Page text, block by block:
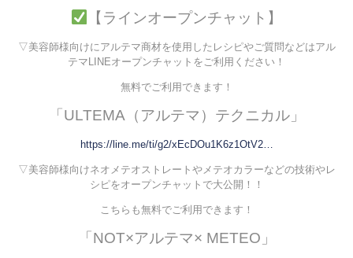
【ラインオープンチャット】
▽美容師様向けにアルテマ商材を使用したレシピやご質問などはアル
テマLINEオープンチャットをご利用ください！
無料でご利用できます！
「ULTEMA（アルテマ）テクニカル」
https://line.me/ti/g2/xEcDOu1K6z1OtV2…
▽美容師様向けネオメテオストレートやメテオカラーなどの技術やレ
シピをオープンチャットで大公開！！
こちらも無料でご利用できます！
「NOT×アルテマ× METEO」